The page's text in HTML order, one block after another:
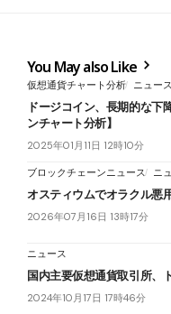
You May also Like
仮想通貨チャート分析 ニュース
ドージコイン、長期的な下
ンチャート分析】
2025年01月11日 12時10分
ブロックチェーンニュース ニ
オスティウムでオラクル悪
2026年07月16日 13時17分
ニュース
国内主要仮想通貨取引所、
2024年10月17日 17時46分